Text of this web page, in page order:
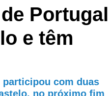
Portugal
e têm
participou com duas
no próximo fim